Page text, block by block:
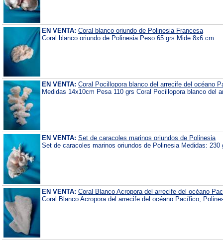
EN VENTA: Coral blanco oriundo de Polinesia Francesa
Coral blanco oriundo de Polinesia Peso 65 grs Mide 8x6 cm
EN VENTA: Coral Pocillopora blanco del arrecife del océano
Medidas 14x10cm Pesa 110 grs Coral Pocillopora blanco del
EN VENTA: Set de caracoles marinos oriundos de Polinesia
Set de caracoles marinos oriundos de Polinesia Medidas: 230
EN VENTA: Coral Blanco Acropora del arrecife del océano
Coral Blanco Acropora del arrecife del océano Pacífico,